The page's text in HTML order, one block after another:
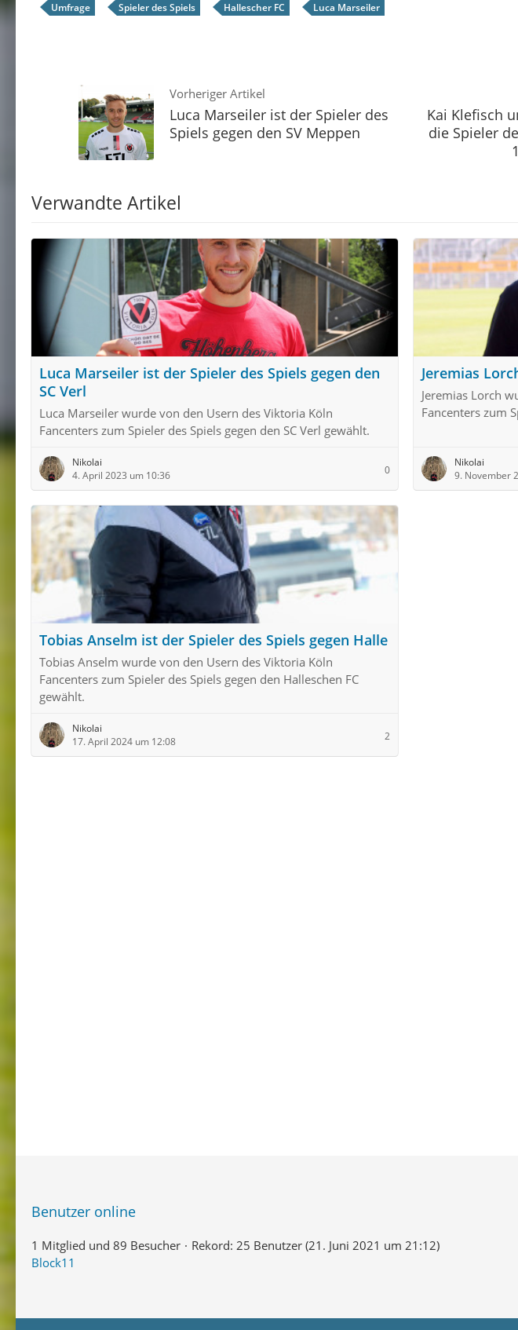
Umfrage Spieler des Spiels Hallescher FC Luca Marseiler
Vorheriger Artikel
Luca Marseiler ist der Spieler des
Spiels gegen den SV Meppen
Kai Klefisch
die Spieler
Verwandte Artikel
Luca Marseiler ist der Spieler des Spiels gegen den
SC Verl
Luca Marseiler wurde von den Usern des Viktoria Köln
Fancenters zum Spieler des Spiels gegen den SC Verl gewählt.
Nikolai
4. April 2023 um 10:36
0
Jeremias
Jeremias Lorch
Fancenters zum
Nikolai
9. November
Tobias Anselm ist der Spieler des Spiels gegen Halle
Tobias Anselm wurde von den Usern des Viktoria Köln
Fancenters zum Spieler des Spiels gegen den Halleschen FC
gewählt.
Nikolai
17. April 2024 um 12:08
2
Benutzer online
1 Mitglied und 89 Besucher Rekord: 25 Benutzer (21. Juni 2021 um 21:12)
Block11